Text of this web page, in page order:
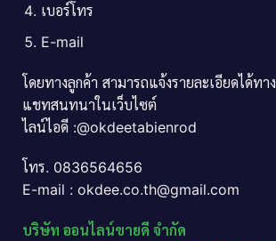
เบอร์โทร
E-mail
โดยทางลูกค้า สามารถแจ้งรายละเอียดได้ทาง
แชทสนทนาในเว็บไซต์
ไลน์ไอดี :@okdeetabienrod
โทร. 0836564656
E-mail : okdee.co.th@gmail.com
บริษัท ออนไลน์ขายดี จำกัด